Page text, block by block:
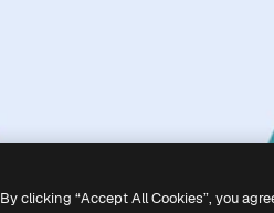
By clicking “Accept All Cookies”, you